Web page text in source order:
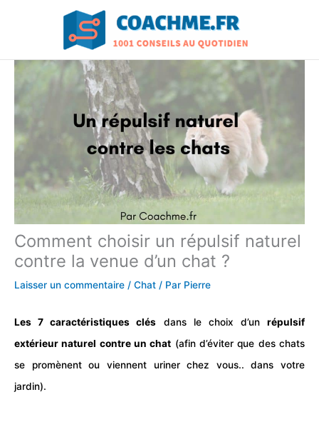
Comment choisir un répulsif naturel
contre la venue d’un chat ?
Laisser un commentaire / Chat / Par Pierre
Les 7 caractéristiques clés dans le choix d’un répulsif
extérieur naturel contre un chat (afin d’éviter que des chats
se promènent ou viennent uriner chez vous.. dans votre
jardin).